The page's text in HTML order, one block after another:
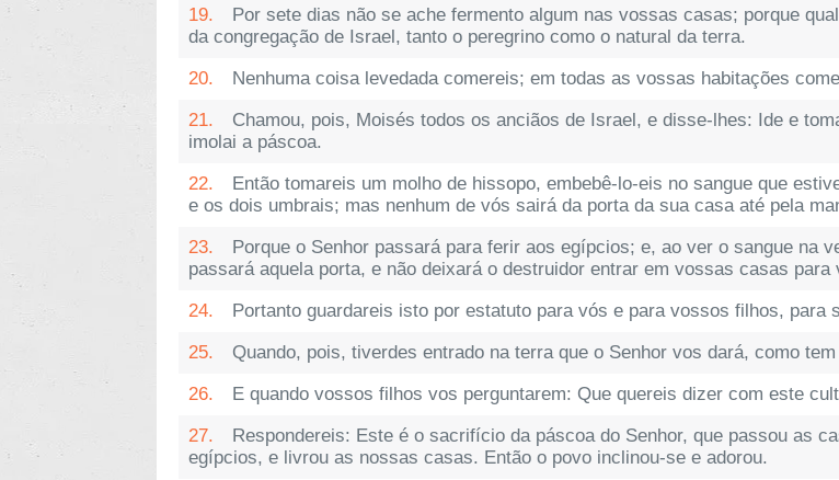
19.
Por sete dias não se ache fermento algum nas vossas casas; porque
da congregação de Israel, tanto o peregrino como o natural da terra.
20.
Nenhuma coisa levedada comereis; em todas as vossas habitações
21.
Chamou, pois, Moisés todos os anciãos de Israel, e disse-lhes: Ide e
imolai a páscoa.
22.
Então tomareis um molho de hissopo, embebê-lo-eis no sangue que
e os dois umbrais; mas nenhum de vós sairá da porta da sua casa até pela
23.
Porque o Senhor passará para ferir aos egípcios; e, ao ver o sangue na
passará aquela porta, e não deixará o destruidor entrar em vossas casas para
24.
Portanto guardareis isto por estatuto para vós e para vossos filhos, para
25.
Quando, pois, tiverdes entrado na terra que o Senhor vos dará, como
26.
E quando vossos filhos vos perguntarem: Que quereis dizer com este
27.
Respondereis: Este é o sacrifício da páscoa do Senhor, que passou as
egípcios, e livrou as nossas casas. Então o povo inclinou-se e adorou.